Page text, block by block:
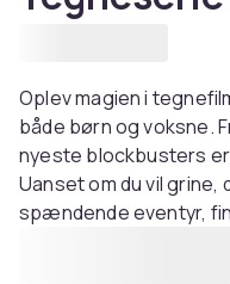
Oplev magien i
både børn og voksne.
nyeste blockbusters
Uanset om du vil
spændende eventyr,